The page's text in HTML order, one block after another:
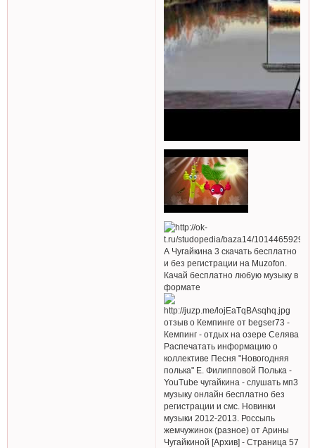
А Чугайкина 3 скачать бесплатно
и без регистрации на Muzofon.
Качай бесплатно любую музыку в
формате
отзыв о Кемпинге от begser73 -
Кемпинг - отдых на озере Селява
Распечатать информацию о
коллективе Песня "Новогодняя
полька" Е. Филипповой Полька -
YouTube чугайкина - слушать мп3
музыку онлайн бесплатно без
регистрации и смс. Новинки
музыки 2012-2013. Россыпь
жемчужинок (разное) от Арины
Чугайкиной [Архив] - Страница 57